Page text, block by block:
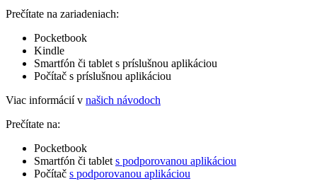
Prečítate na zariadeniach:
Pocketbook
Kindle
Smartfón či tablet s príslušnou aplikáciou
Počítač s príslušnou aplikáciou
Viac informácií v našich návodoch
Prečítate na:
Pocketbook
Smartfón či tablet s podporovanou aplikáciou
Počítač s podporovanou aplikáciou